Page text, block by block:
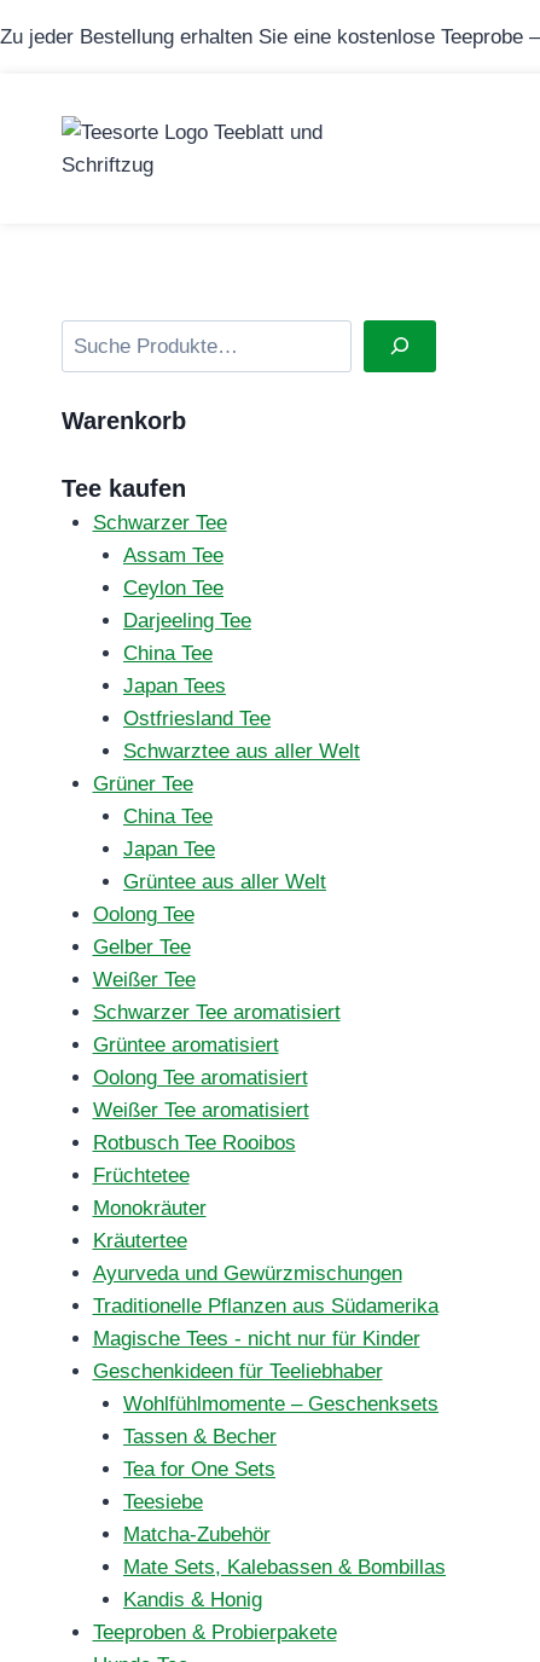
Inhalt
Zu jeder Bestellung erhalten Sie eine kostenlose Teeprobe
Suchen
Warenkorb
Tee kaufen
Schwarzer Tee
Assam Tee
Ceylon Tee
Darjeeling Tee
China Tee
Japan Tees
Ostfriesland Tee
Schwarztee aus aller Welt
Grüner Tee
China Tee
Japan Tee
Grüntee aus aller Welt
Oolong Tee
Gelber Tee
Weißer Tee
Schwarzer Tee aromatisiert
Grüntee aromatisiert
Oolong Tee aromatisiert
Weißer Tee aromatisiert
Rotbusch Tee Rooibos
Früchtetee
Monokräuter
Kräutertee
Ayurveda und Gewürzmischungen
Traditionelle Pflanzen aus Südamerika
Magische Tees - nicht nur für Kinder
Geschenkideen für Teeliebhaber
Wohlfühlmomente – Geschenksets
Tassen & Becher
Tea for One Sets
Teesiebe
Matcha-Zubehör
Mate Sets, Kalebassen & Bombillas
Kandis & Honig
Teeproben & Probierpakete